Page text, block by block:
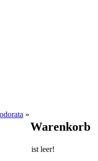
»
Warenkorb
ist leer!